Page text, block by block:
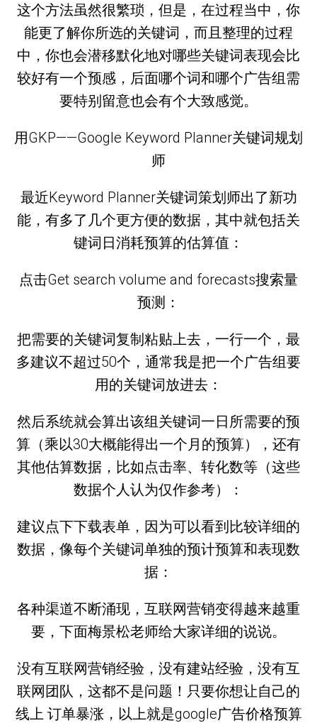
这个方法虽然很繁琐，但是，在过程当中，你
能更了解你所选的关键词，而且整理的过程
中，你也会潜移默化地对哪些关键词表现会比
较好有一个预感，后面哪个词和哪个广告组需
要特别留意也会有个大致感觉。
用GKP——Google Keyword Planner关键词规划
师
最近Keyword Planner关键词策划师出了新功
能，有多了几个更方便的数据，其中就包括关
键词日消耗预算的估算值：
点击Get search volume and forecasts搜索量
预测：
把需要的关键词复制粘贴上去，一行一个，最
多建议不超过50个，通常我是把一个广告组要
用的关键词放进去：
然后系统就会算出该组关键词一日所需要的预
算（乘以30大概能得出一个月的预算），还有
其他估算数据，比如点击率、转化数等（这些
数据个人认为仅作参考）：
建议点下下载表单，因为可以看到比较详细的
数据，像每个关键词单独的预计预算和表现数
据：
各种渠道不断涌现，互联网营销变得越来越重
要，下面梅景松老师给大家详细的说说。
没有互联网营销经验，没有建站经验，没有互
联网团队，这都不是问题！只要你想让自己的
线上 订单暴涨，以上就是google广告价格预算